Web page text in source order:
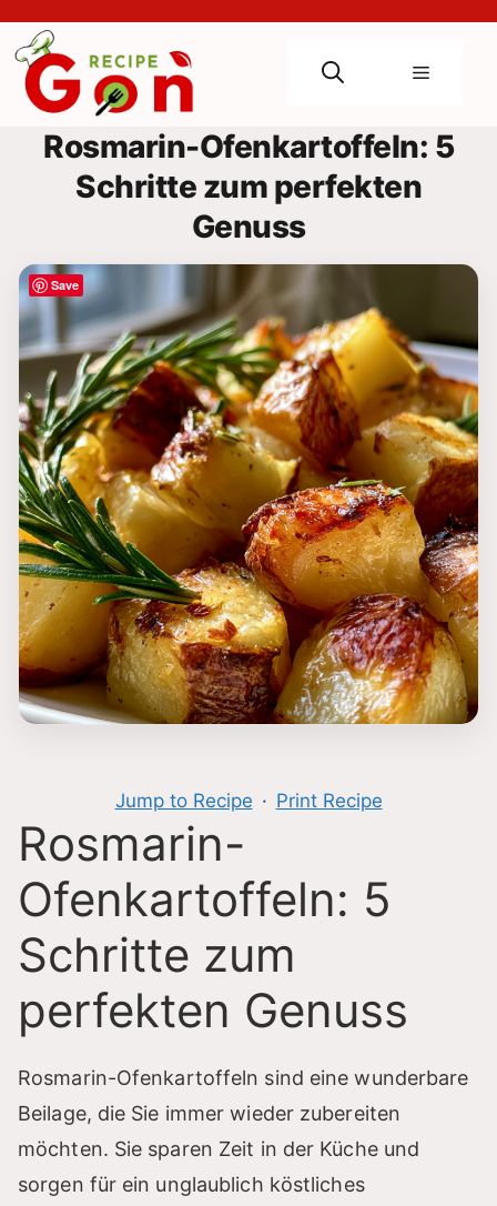
content
Menu
Rosmarin-Ofenkartoffeln: 5
Schritte zum perfekten
Genuss
Jump to Recipe · Print Recipe
Rosmarin-
Ofenkartoffeln: 5
Schritte zum
perfekten Genuss
Rosmarin-Ofenkartoffeln sind eine wunderbare
Beilage, die Sie immer wieder zubereiten
möchten. Sie sparen Zeit in der Küche und
sorgen für ein unglaublich köstliches
Save